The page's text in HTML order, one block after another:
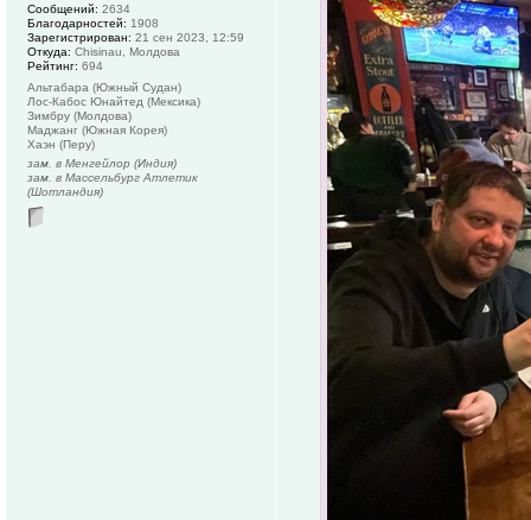
Сообщений: 2634
Благодарностей: 1908
Зарегистрирован: 21 сен 2023, 12:59
Откуда: Chisinau, Молдова
Рейтинг: 694
Альтабара (Южный Судан)
Лос-Кабос Юнайтед (Мексика)
Зимбру (Молдова)
Маджанг (Южная Корея)
Хаэн (Перу)
зам. в Менгейлор (Индия)
зам. в Массельбург Атлетик
(Шотландия)